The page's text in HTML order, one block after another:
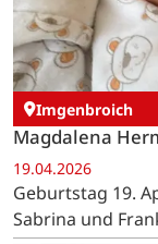
Imgenbroich
Magdalena
19.04.2026
Geburtstag 19.
Sabrina und